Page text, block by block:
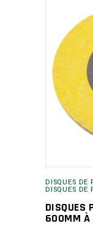
DISQUES DE
DISQUES DE
DISQUES
600MM